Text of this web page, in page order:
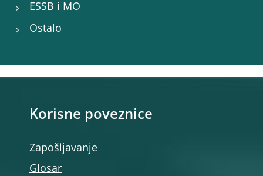
ESSB i MO
Ostalo
Korisne poveznice
Zapošljavanje
Glosar